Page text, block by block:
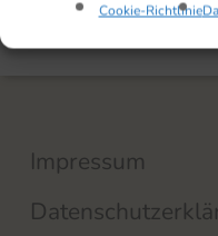
Cookie-Richtlinie
Impressum